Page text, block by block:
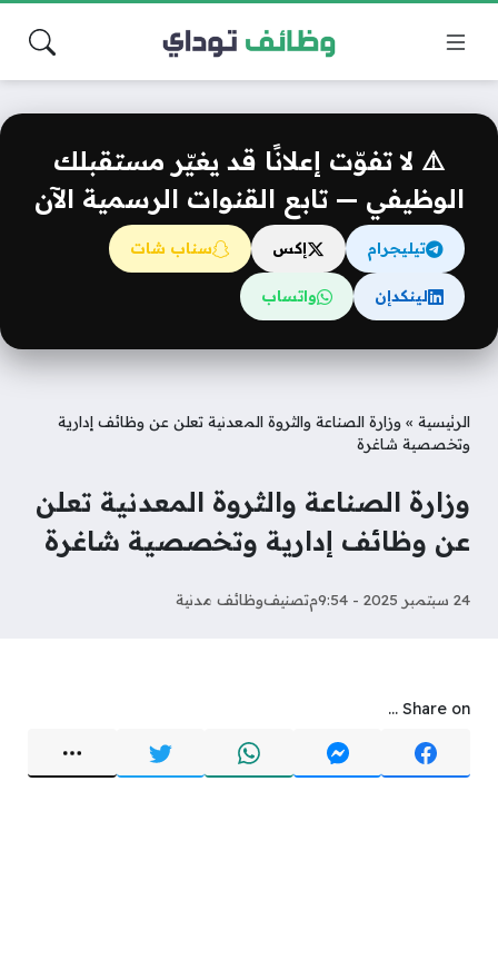
⚠️ لا تفوّت إعلانًا قد يغيّر مستقبلك
الوظيفي — تابع القنوات الرسمية الآن
تيليجرام إكس سناب شات
لينكدإن واتساب
الرئيسية » وزارة الصناعة والثروة المعدنية تعلن عن وظائف إدارية
وتخصصية شاغرة
وزارة الصناعة والثروة المعدنية تعلن
عن وظائف إدارية وتخصصية شاغرة
24 سبتمبر 2025 - 9:54م تصنيفوظائف مدنية
Share on ...